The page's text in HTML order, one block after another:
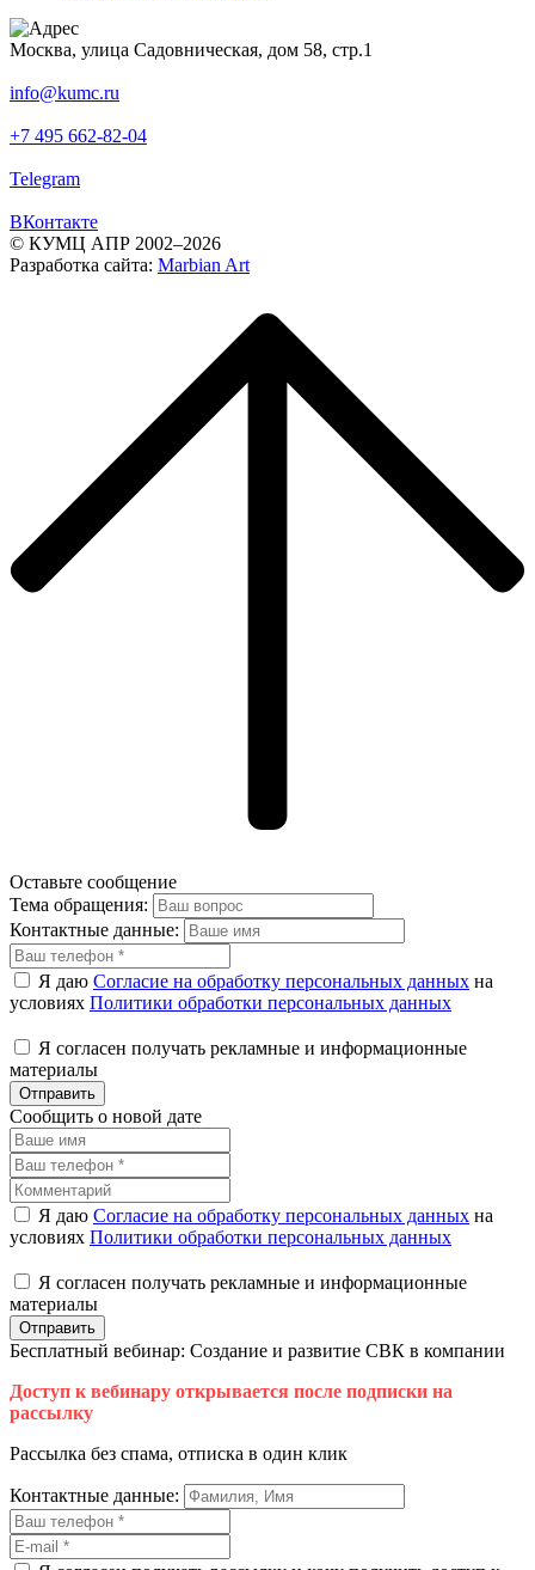
Москва, улица Садовническая, дом 58, стр.1
info@kumc.ru
+7 495 662-82-04
Telegram
ВКонтакте
© КУМЦ АПР 2002–2026
Разработка сайта: Marbian Art
Оставьте сообщение
Тема обращения:
Контактные данные:
Я даю Согласие на обработку персональных данных на
условиях Политики обработки персональных данных
Я согласен получать рекламные и информационные
материалы
Отправить
Сообщить о новой дате
Я даю Согласие на обработку персональных данных на
условиях Политики обработки персональных данных
Я согласен получать рекламные и информационные
материалы
Отправить
Бесплатный вебинар: Создание и развитие СВК в компании
Доступ к вебинару открывается после подписки на
рассылку
Рассылка без спама, отписка в один клик
Контактные данные: